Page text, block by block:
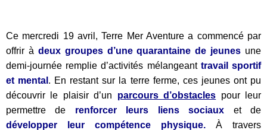
Ce mercredi 19 avril, Terre Mer Aventure a commencé par
offrir à deux groupes d’une quarantaine de jeunes une
demi-journée remplie d’activités mélangeant travail sportif
et mental . En restant sur la terre ferme, ces jeunes ont pu
découvrir le plaisir d’un parcours d’obstacles pour leur
permettre de renforcer leurs liens sociaux
et de
développer leur compétence physique. À travers